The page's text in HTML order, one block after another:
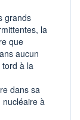
grands
la
que
aucun
à la
dans sa
à